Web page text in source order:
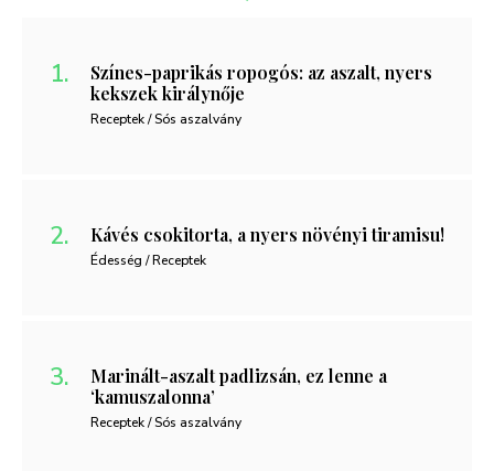
Színes-paprikás ropogós: az aszalt, nyers
kekszek királynője
Receptek / Sós aszalvány
Kávés csokitorta, a nyers növényi tiramisu!
Édesség / Receptek
Marinált-aszalt padlizsán, ez lenne a
‘kamuszalonna’
Receptek / Sós aszalvány